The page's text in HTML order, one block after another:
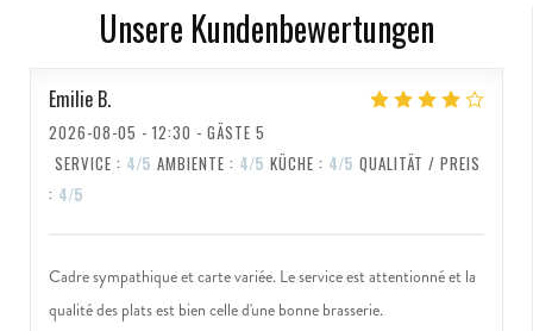
Unsere Kundenbewertungen
Emilie B
2026-08-05 - 12:30 - GÄSTE 5
SERVICE : 4/5 AMBIENTE : 4/5 KÜCHE : 4/5 QUALITÄT / PREIS
: 4/5
Cadre sympathique et carte variée. Le service est attentionné et la
qualité des plats est bien celle d'une bonne brasserie.